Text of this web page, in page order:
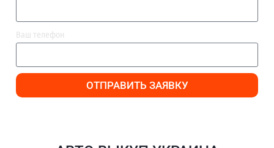
Ваш телефон
ОТПРАВИТЬ ЗАЯВКУ